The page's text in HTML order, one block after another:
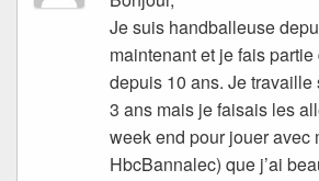
Je suis handballeuse
maintenant et je fais
depuis 10 ans. Je
3 ans mais je faisais les
week end pour jouer avec
HbcBannalec) que j’ai